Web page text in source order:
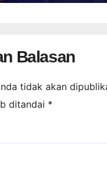
Balasan
tidak akan
ditandai *